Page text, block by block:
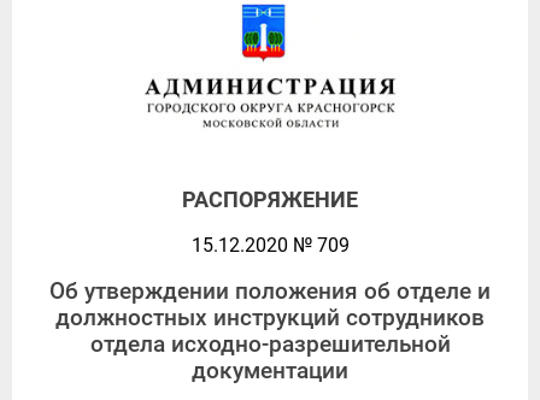
РАСПОРЯЖЕНИЕ
15.12.2020 № 709
Об утверждении положения об отделе и
должностных инструкций сотрудников
отдела исходно-разрешительной
документации